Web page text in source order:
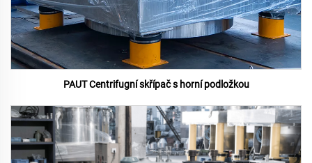
PAUT Centrifugní skřípač s horní podložkou